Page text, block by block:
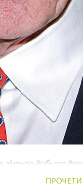
актьор Робърт
истории за